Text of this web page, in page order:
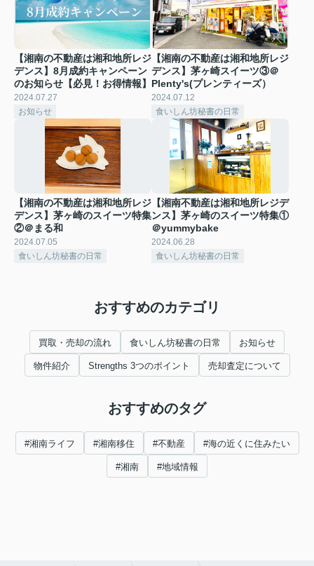
【湘南の不動産は湘和地所レジ
デンス】8月成約キャンペーン
のお知らせ【必見！お得情報】
2024.07.27
お知らせ
【湘南の不動産は湘和地所レジ
デンス】茅ヶ崎スイーツ③＠
Plenty's(プレンティーズ）
2024.07.12
食いしん坊秘書の日常
【湘南の不動産は湘和地所レジ
デンス】茅ヶ崎のスイーツ特集
②＠まる和
2024.07.05
食いしん坊秘書の日常
【湘南不動産は湘和地所レジデ
ンス】茅ヶ崎のスイーツ特集①
＠yummybake
2024.06.28
食いしん坊秘書の日常
おすすめのカテゴリ
買取・売却の流れ 食いしん坊秘書の日常 お知らせ
物件紹介 Strengths 3つのポイント 売却査定について
おすすめのタグ
#湘南ライフ #湘南移住 #不動産 #海の近くに住みたい
#湘南 #地域情報